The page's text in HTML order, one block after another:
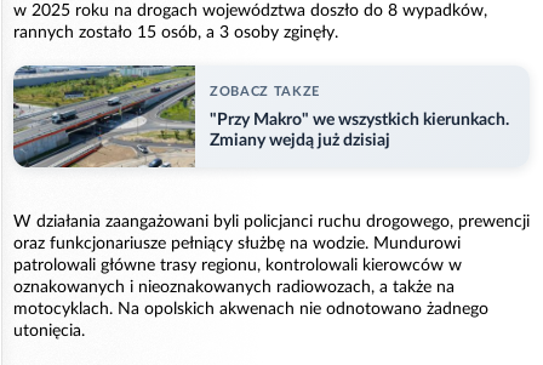
w 2025 roku na drogach województwa doszło do 8 wypadków,
rannych zostało 15 osób, a 3 osoby zginęły.
ZOBACZ TAKZE
"Przy Makro" we wszystkich kierunkach.
Zmiany wejdą już dzisiaj
W działania zaangażowani byli policjanci ruchu drogowego, prewencji
oraz funkcjonariusze pełniący służbę na wodzie. Mundurowi
patrolowali główne trasy regionu, kontrolowali kierowców w
oznakowanych i nieoznakowanych radiowozach, a także na
motocyklach. Na opolskich akwenach nie odnotowano żadnego
utonięcia.